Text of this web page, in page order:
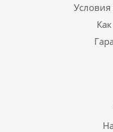
Условия